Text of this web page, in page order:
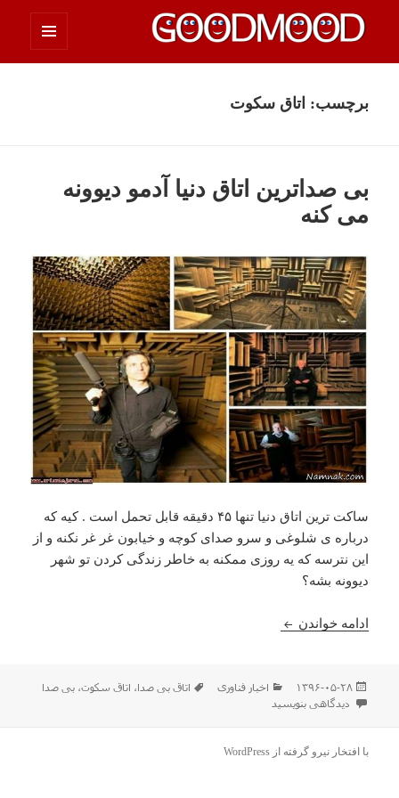
چیزای خووب مووب
برچسب: اتاق سکوت
بی صداترین اتاق دنیا آدمو دیوونه
می کنه
ساکت ترین اتاق دنیا تنها ۴۵ دقیقه قابل تحمل است . کیه که
درباره ی شلوغی و سرو صدای کوچه و خیابون غر غر نکنه و از
این نترسه که یه روزی ممکنه به خاطر زندگی کردن تو شهر
دیوونه بشه؟
ادامه خواندن بی صداترین اتاق دنیا آدمو دیوونه می کنه
ارسال
شده
۱۳۹۶-۰۵-۲۸ دسته‌ها
اخبار فناوری برچسب‌ها
اتاق بی صدا، اتاق سکوت،بی صدا
برای بی صداترین اتاق دنیا آدمو دیوونه می کنه
دیدگاهی بنویسید
با افتخار نیرو گرفته از WordPress